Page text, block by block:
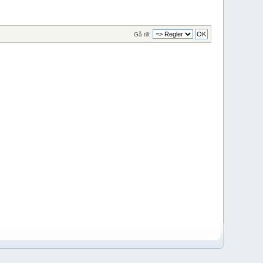
Gå till: